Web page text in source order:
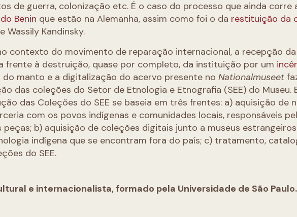
de guerra, colonização etc. É o caso do processo que ainda corre
Benin que estão na Alemanha, assim como foi o da restituição da
Wassily Kandinsky.
contexto do movimento de reparação internacional, a recepção
frente à destruição, quase por completo, da instituição por um
do manto e a digitalização do acervo presente noNationalmuseet
das coleções do Setor de Etnologia e Etnografia (SEE) do Museu.
das Coleções do SEE se baseia em três frentes: a) aquisição de
com os povos indígenas e comunidades locais, responsáveis
b) aquisição de coleções digitais junto a museus estrangeiros
indígena que se encontram fora do país; c) tratamento,
do SEE.
e internacionalista, formado pela Universidade de São Paulo.